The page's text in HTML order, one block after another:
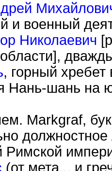
и военный
Николаевич
, горный
Нань-шань на
Markgraf,
(от мета... и